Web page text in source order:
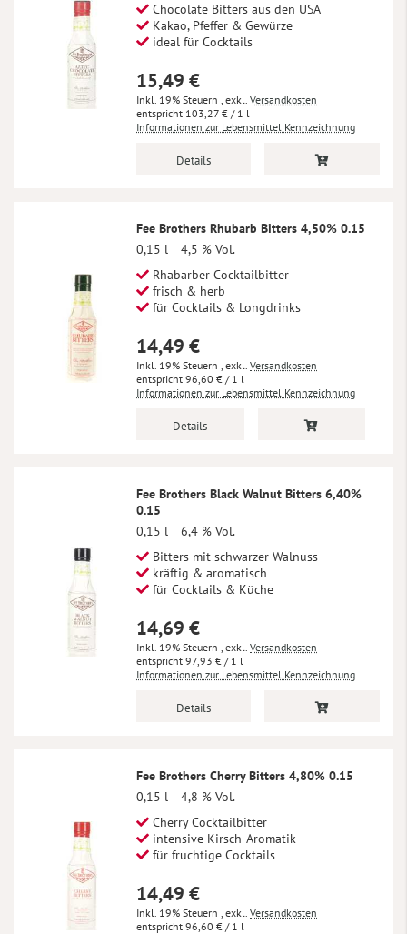
Chocolate Bitters aus den USA
Kakao, Pfeffer & Gewürze
ideal für Cocktails
15,49 €
Inkl. 19% Steuern , exkl. Versandkosten
103,27 € / 1 l
Informationen zur Lebensmittel Kennzeichnung
Details
Fee Brothers Rhubarb Bitters 4,50% 0.15
0,15 l
4,5 % Vol.
Rhabarber Cocktailbitter
frisch & herb
für Cocktails & Longdrinks
14,49 €
Inkl. 19% Steuern , exkl. Versandkosten
96,60 € / 1 l
Informationen zur Lebensmittel Kennzeichnung
Details
Fee Brothers Black Walnut Bitters 6,40%
0.15
0,15 l
6,4 % Vol.
Bitters mit schwarzer Walnuss
kräftig & aromatisch
für Cocktails & Küche
14,69 €
Inkl. 19% Steuern , exkl. Versandkosten
97,93 € / 1 l
Informationen zur Lebensmittel Kennzeichnung
Details
Fee Brothers Cherry Bitters 4,80% 0.15
0,15 l
4,8 % Vol.
Cherry Cocktailbitter
intensive Kirsch-Aromatik
für fruchtige Cocktails
14,49 €
Inkl. 19% Steuern , exkl. Versandkosten
96,60 € / 1 l